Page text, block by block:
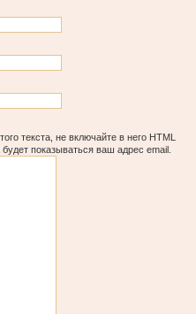
текста, не включайте в него HTML
показываться ваш адрес email.